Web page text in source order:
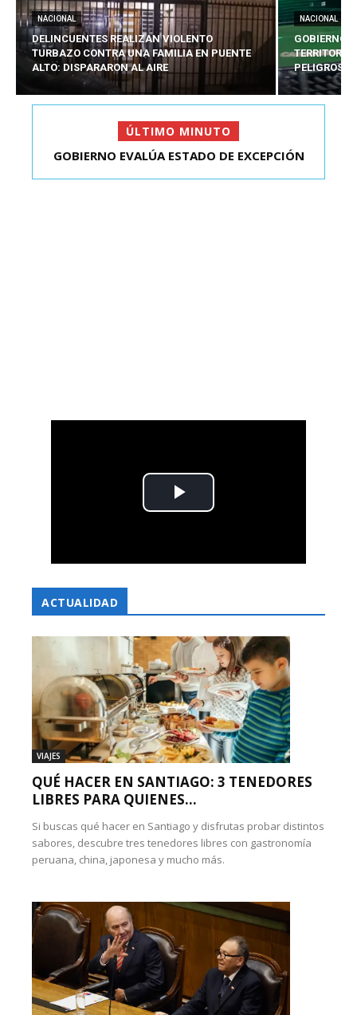
NACIONAL
DELINCUENTES REALIZAN VIOLENTO
TURBAZO CONTRA UNA FAMILIA EN PUENTE
ALTO: DISPARARON AL AIRE
NACIONAL
GOBIERNO
PELIGROSOS
ÚLTIMO MINUTO
PRESIDENTE KAST ENCABEZA OPERATIVO
ACTUALIDAD
VIAJES
QUÉ HACER EN SANTIAGO: 3 TENEDORES
LIBRES PARA QUIENES...
Si buscas qué hacer en Santiago y disfrutas probar distintos
sabores, descubre tres tenedores libres con gastronomía
peruana, china, japonesa y mucho más.